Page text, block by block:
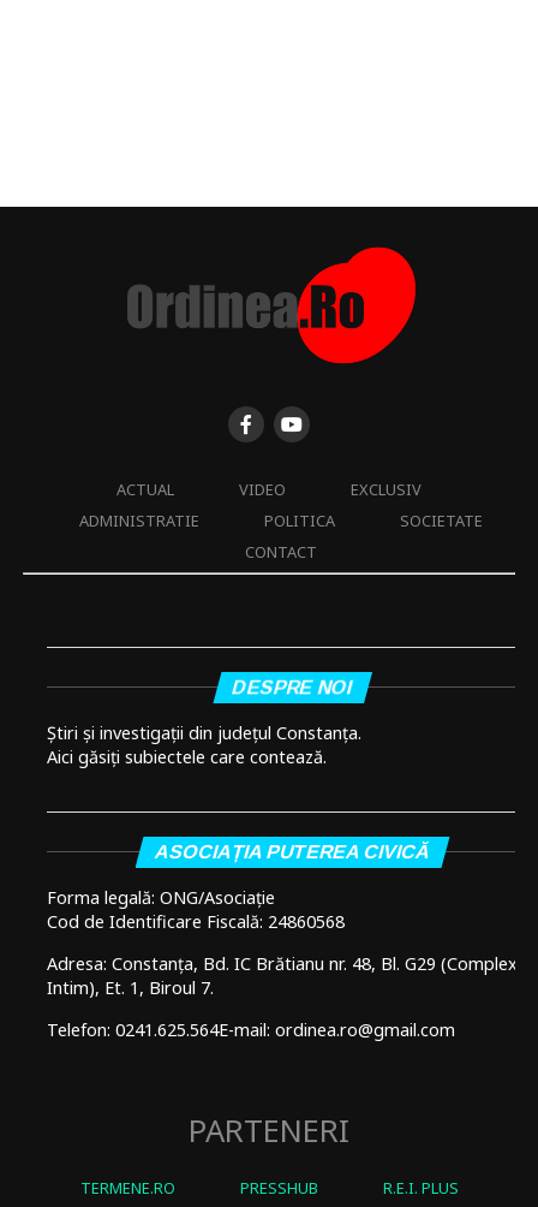
ACTUAL VIDEO
EXCLUSIV
ADMINISTRATIE
POLITICA
SOCIETATE
CONTACT
DESPRE NOI
Știri și investigații din județul Constanța.
Aici găsiți subiectele care contează.
ASOCIAȚIA PUTEREA CIVICĂ
Forma legală: ONG/Asociație
Cod de Identificare Fiscală: 24860568
Adresa: Constanța, Bd. IC Brătianu nr. 48, Bl. G29 (Complex
Intim), Et. 1, Biroul 7.
Telefon: 0241.625.564E-mail: ordinea.ro@gmail.com
PARTENERI
TERMENE.RO PRESSHUB R.E.I. PLUS